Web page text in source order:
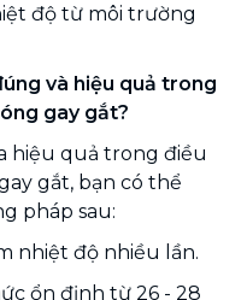
độ từ môi trường
và hiệu quả trong
gay gắt?
hiệu quả trong điều
gắt, bạn có thể
pháp sau:
nhiệt độ nhiều lần.
ổn định từ 26 - 28